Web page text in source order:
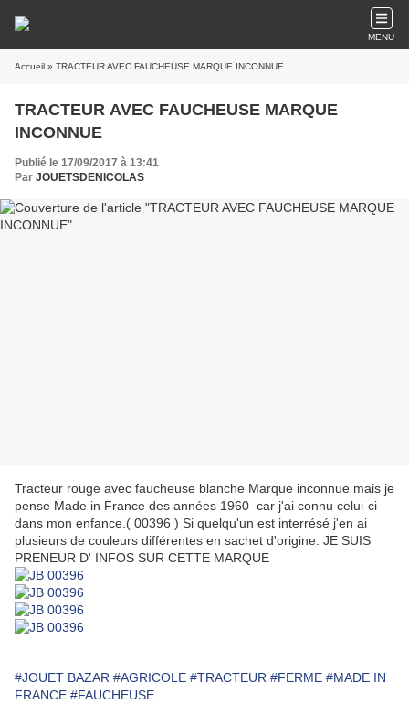
MENU
Accueil » TRACTEUR AVEC FAUCHEUSE MARQUE INCONNUE
TRACTEUR AVEC FAUCHEUSE MARQUE
INCONNUE
Publié le 17/09/2017 à 13:41
Par JOUETSDENICOLAS
Tracteur rouge avec faucheuse blanche Marque inconnue mais je
pense Made in France des années 1960 car j'ai connu celui-ci
dans mon enfance.( 00396 ) Si quelqu'un est interrésé j'en ai
plusieurs de couleurs différentes en sachet d'origine. JE SUIS
PRENEUR D' INFOS SUR CETTE MARQUE
#JOUET BAZAR #AGRICOLE #TRACTEUR #FERME #MADE IN
FRANCE #FAUCHEUSE